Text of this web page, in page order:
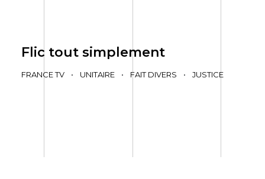
Flic tout simplement
FRANCE TV • UNITAIRE • FAIT DIVERS • JUSTICE